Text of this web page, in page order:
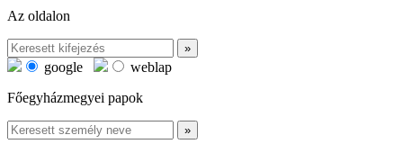
Az oldalon
google
weblap
Főegyházmegyei papok